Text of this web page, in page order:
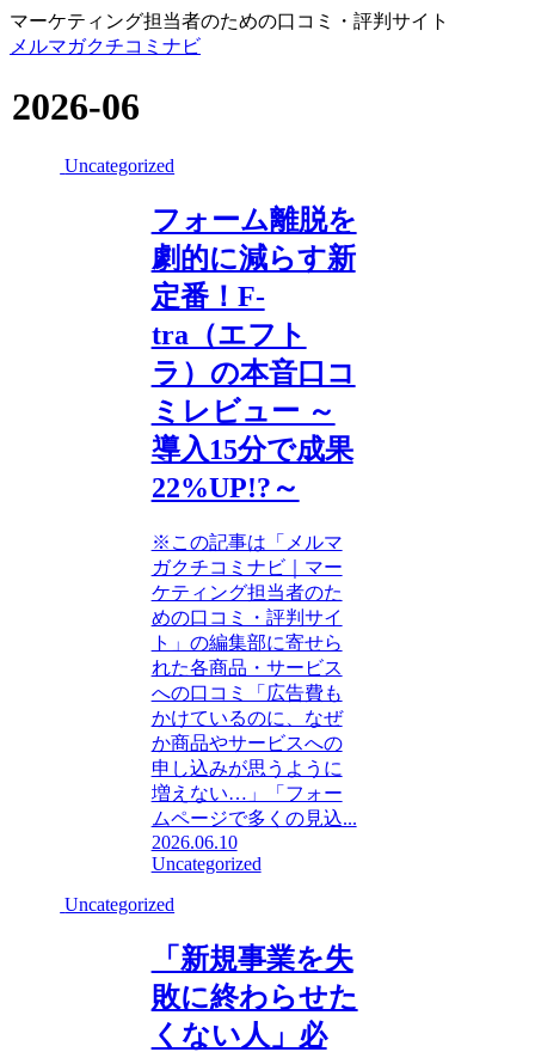
マーケティング担当者のための口コミ・評判サイト
メルマガクチコミナビ
2026-06
Uncategorized
フォーム離脱を
劇的に減らす新
定番！F-
tra（エフト
ラ）の本音口コ
ミレビュー ～
導入15分で成果
22%UP!?～
※この記事は「メルマ
ガクチコミナビ｜マー
ケティング担当者のた
めの口コミ・評判サイ
ト」の編集部に寄せら
れた各商品・サービス
への口コミ「広告費も
かけているのに、なぜ
か商品やサービスへの
申し込みが思うように
増えない…」「フォー
ムページで多くの見込...
2026.06.10
Uncategorized
Uncategorized
「新規事業を失
敗に終わらせた
くない人」必